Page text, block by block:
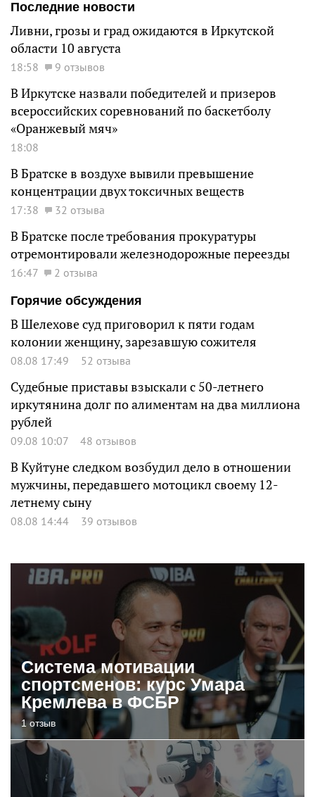
Последние новости
Ливни, грозы и град ожидаются в Иркутской
области 10 августа
18:58 9 отзывов
В Иркутске назвали победителей и призеров
всероссийских соревнований по баскетболу
«Оранжевый мяч»
18:08
В Братске в воздухе вывили превышение
концентрации двух токсичных веществ
17:38 32 отзыва
В Братске после требования прокуратуры
отремонтировали железнодорожные переезды
16:47
2 отзыва
Горячие обсуждения
В Шелехове суд приговорил к пяти годам
колонии женщину, зарезавшую сожителя
08.08 17:49 52 отзыва
Судебные приставы взыскали с 50-летнего
иркутянина долг по алиментам на два миллиона
рублей
09.08 10:07 48 отзывов
В Куйтуне следком возбудил дело в отношении
мужчины, передавшего мотоцикл своему 12-
летнему сыну
08.08 14:44 39 отзывов
Система мотивации
спортсменов: курс Умара
Кремлева в ФСБР
1 отзыв